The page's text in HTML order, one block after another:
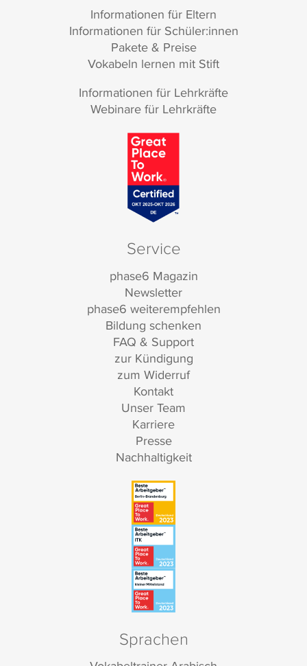
Informationen für Eltern
Informationen für Schüler:innen
Pakete & Preise
Vokabeln lernen mit Stift
Informationen für Lehrkräfte
Webinare für Lehrkräfte
Service
phase6 Magazin
Newsletter
phase6 weiterempfehlen
Bildung schenken
FAQ & Support
zur Kündigung
zum Widerruf
Kontakt
Unser Team
Karriere
Presse
Nachhaltigkeit
Sprachen